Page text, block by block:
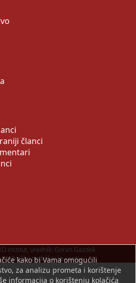
članci
institut, urednik: Goran Gazdek
i tehnička podrška:ie-centar
kako bi Vama omogućili
za analizu prometa i korištenje
informacija o korištenju kolačića